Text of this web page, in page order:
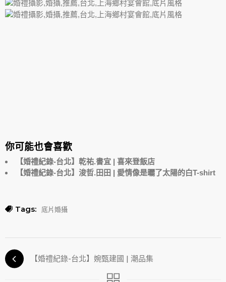
你可能也會喜歡
【婚禮紀錄-台北】乾祐.書宜 | 喜來登飯店
【婚禮紀錄-台北】浚哲.田田 | 愛情像是曬了太陽的白T-shirt
Tags: 底片婚攝
【婚禮紀錄-台北】婉甄建國 | 潮品集